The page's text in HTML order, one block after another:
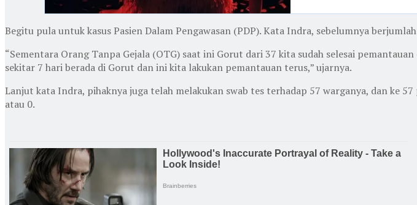
Begitu pula untuk kasus Pasien Dalam Pengawasan (PDP). Kata Indra, sebelumnya
“Sementara Orang Tanpa Gejala (OTG) saat ini Gorut dari 37 kita sudah selesai
sekitar 7 hari berada di Gorut dan ini kita lakukan pemantauan terus,” ujarnya.
Lanjut kata Indra, pihaknya juga telah melakukan swab tes terhadap 57 warganya, dan ke
atau 0.